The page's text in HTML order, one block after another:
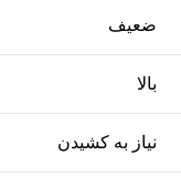
ضعیف
بالا
نیاز به کشیدن